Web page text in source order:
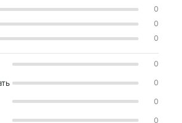
0
0
0
0
0
0
0